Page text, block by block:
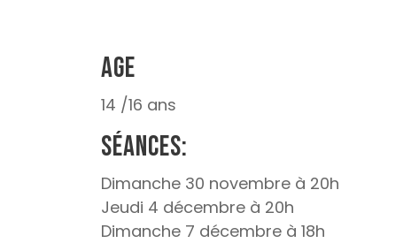
Age
14 /16 ans
Séances:
Dimanche 30 novembre à 20h
Jeudi 4 décembre à 20h
Dimanche 7 décembre à 18h